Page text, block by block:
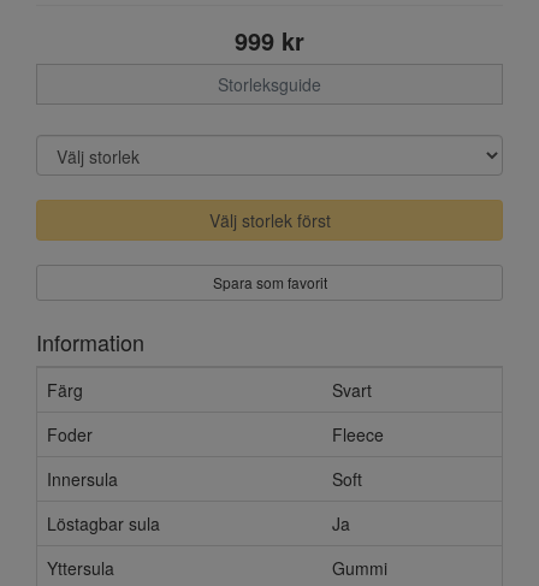
999 kr
Storleksguide
Välj storlek först
Spara som favorit
Information
Färg
Svart
Foder
Fleece
Innersula
Soft
Löstagbar sula
Ja
Yttersula
Gummi